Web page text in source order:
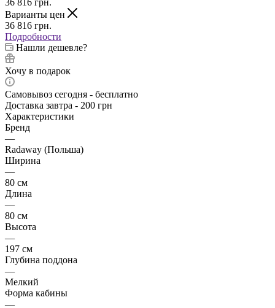
Варианты цен
36 816 грн.
Подробности
Нашли дешевле?
Хочу в подарок
Самовывоз сегодня - бесплатно
Доставка завтра - 200 грн
Характеристики
Бренд
—
Radaway (Польша)
Ширина
—
80 см
Длина
—
80 см
Высота
—
197 см
Глубина поддона
—
Мелкий
Форма кабины
—